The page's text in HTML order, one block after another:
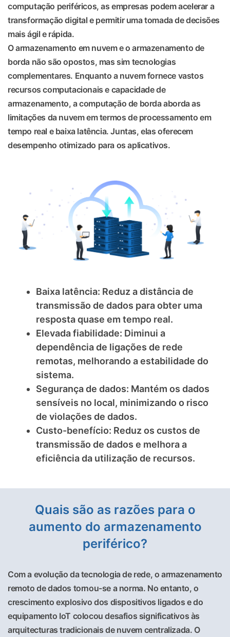
computação periféricos, as empresas podem acelerar a
transformação digital e permitir uma tomada de decisões
mais ágil e rápida.
O armazenamento em nuvem e o armazenamento de
borda não são opostos, mas sim tecnologias
complementares. Enquanto a nuvem fornece vastos
recursos computacionais e capacidade de
armazenamento, a computação de borda aborda as
limitações da nuvem em termos de processamento em
tempo real e baixa latência. Juntas, elas oferecem
desempenho otimizado para os aplicativos.
Baixa latência: Reduz a distância de
transmissão de dados para obter uma
resposta quase em tempo real.
Elevada fiabilidade: Diminui a
dependência de ligações de rede
remotas, melhorando a estabilidade do
sistema.
Segurança de dados: Mantém os dados
sensíveis no local, minimizando o risco
de violações de dados.
Custo-benefício: Reduz os custos de
transmissão de dados e melhora a
eficiência da utilização de recursos.
Quais são as razões para o
aumento do armazenamento
periférico?
Com a evolução da tecnologia de rede, o armazenamento
remoto de dados tornou-se a norma. No entanto, o
crescimento explosivo dos dispositivos ligados e do
equipamento IoT colocou desafios significativos às
arquitecturas tradicionais de nuvem centralizada. O